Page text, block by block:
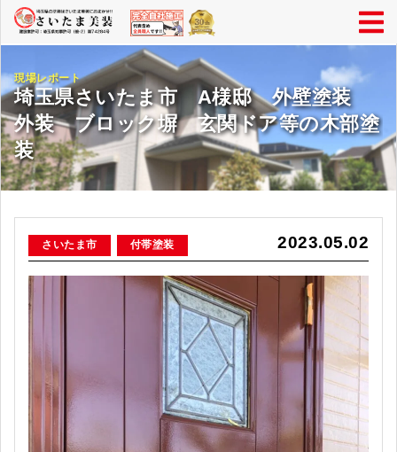
現場レポート
埼玉県さいたま市 A様邸 外壁塗装
外装 ブロック塀 玄関ドア等の木部塗
装
2023.05.02
さいたま市 付帯塗装